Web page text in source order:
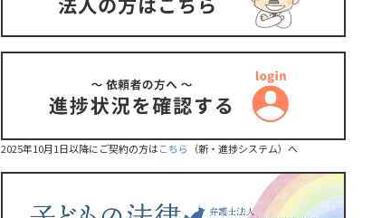
2025年10月1日以降にご契約の方はこちら （新・進捗システム）へ